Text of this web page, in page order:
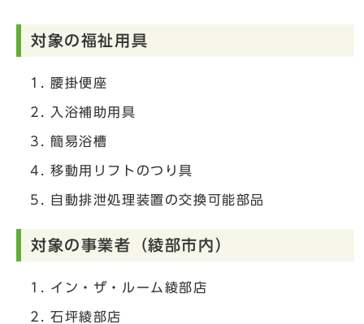
対象の福祉用具
腰掛便座
入浴補助用具
簡易浴槽
移動用リフトのつり具
自動排泄処理装置の交換可能部品
対象の事業者（綾部市内）
イン・ザ・ルーム綾部店
石坪綾部店